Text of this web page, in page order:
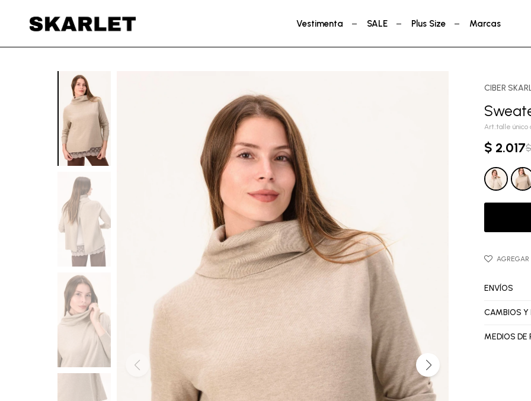
Vestimenta SALE Plus Size Marcas
CIBER
talle único
$ 2.017$
ENVÍOS
CAMBIOS Y
MEDIOS DE